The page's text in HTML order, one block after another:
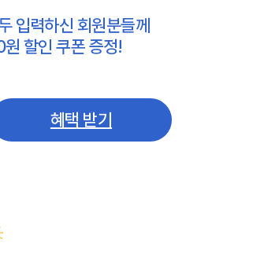
입력하신 회원분들께
할인 쿠폰 증정!
혜택 받기